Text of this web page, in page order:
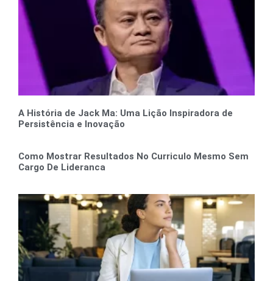
A História de Jack Ma: Uma Lição Inspiradora de
Persistência e Inovação
Como Mostrar Resultados No Curriculo Mesmo Sem
Cargo De Lideranca